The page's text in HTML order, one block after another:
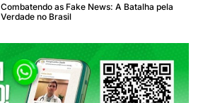
Combatendo as Fake News: A Batalha pela
Verdade no Brasil